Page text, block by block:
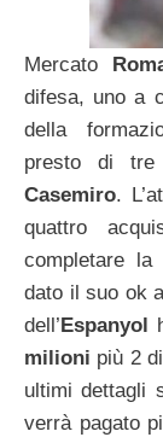
Mercato
difesa, uno a
della
presto di tre
Casemiro.
quattro
completare
dato il suo ok
dell’ Espanyol
milioni più 2
ultimi dettagli
verrà pagato